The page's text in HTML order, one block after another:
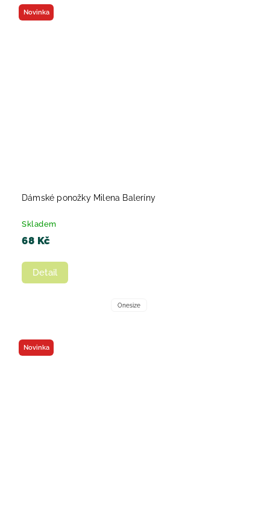
Novinka
Dámské ponožky Milena Baleríny
Skladem
68 Kč
Detail
Onesize
Novinka